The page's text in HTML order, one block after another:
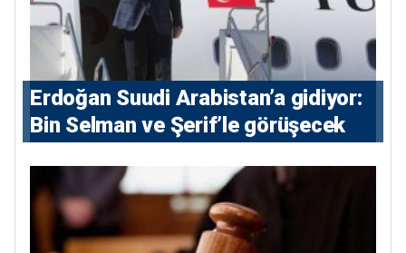
Erdoğan Suudi Arabistan’a gidiyor:
Bin Selman ve Şerif’le görüşecek